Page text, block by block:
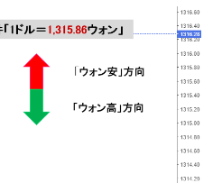
授も登場！
ーパン問題は合衆国企業に対